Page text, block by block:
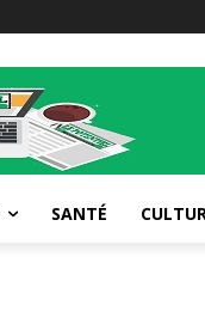
SANTÉ